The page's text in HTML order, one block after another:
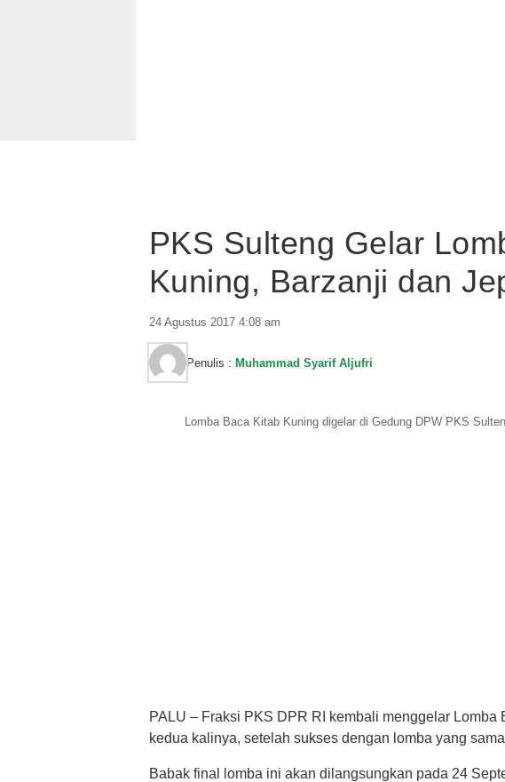
PKS Sulteng Gelar
Kuning, Barzanji dan
24 Agustus 2017 4:08 am
Penulis : Muhammad Syarif Aljufri
Lomba Baca Kitab Kuning digelar di Gedung DPW PKS
PALU – Fraksi PKS DPR RI kembali menggelar Lomba
kedua kalinya, setelah sukses dengan lomba yang
Babak final lomba ini akan dilangsungkan pada 24